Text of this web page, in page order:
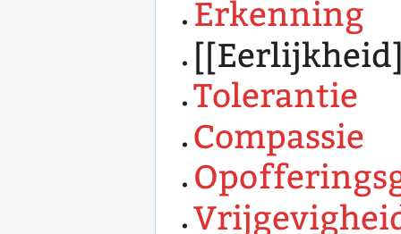
Erkenning
Tolerantie
Compassie